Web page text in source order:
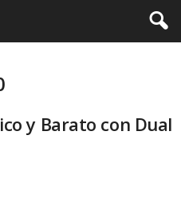
y Barato con Dual